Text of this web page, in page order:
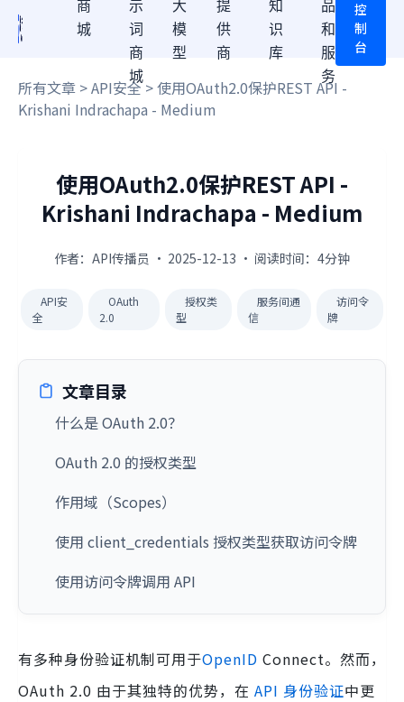
商
城
示
词
商
城
大
模
型
提
供
商
知
识
库
品
和
服
务
控
制
台
所有文章 >API安全> 使用OAuth2.0保护REST API -
Krishani Indrachapa - Medium
使用OAuth2.0保护REST API -
Krishani Indrachapa - Medium
作者：API传播员 · 2025-12-13 · 阅读时间：4分钟
API安
全
OAuth
2.0
授权类
型
服务间通
信
访问令
牌
文章目录
什么是 OAuth 2.0？
OAuth 2.0 的授权类型
作用域（Scopes）
使用 client_credentials 授权类型获取访问令牌
使用访问令牌调用 API
有多种身份验证机制可用于OpenID Connect。然而，
OAuth 2.0 由于其独特的优势，在 API 身份验证中更